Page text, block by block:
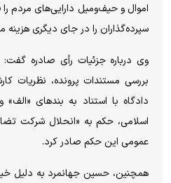
اموال و حیف‌ومیل دارایی‌های مردم
سپرده‌گذاران را در جای دیگری هزینه
وی درباره جزئیات رأی صادره گفت:
بررسی مستندات پرونده، نظریات
اسلامی، حکم به «انحلال شرکت
عمومی این حکم صادر کرد.
همچنین، حسین جهانمرد به دلیل